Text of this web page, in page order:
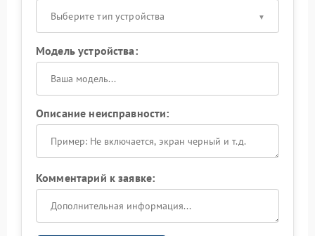
Выберите тип устройства
Модель устройства:
Описание неисправности:
Комментарий к заявке: